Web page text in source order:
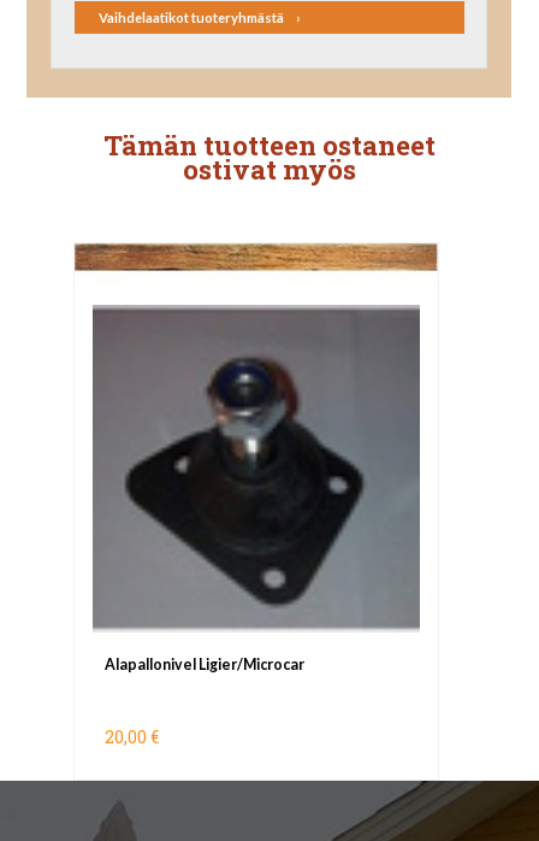
Vaihdelaatikot tuoteryhmästä
Tämän tuotteen ostaneet
ostivat myös
Alapallonivel Ligier/Microcar
20,00 €